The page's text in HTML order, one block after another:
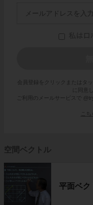
会員登録をクリックまたはタッ
に同意
ご利用のメールサービスで
こち
空間ベクトル
平面ベク